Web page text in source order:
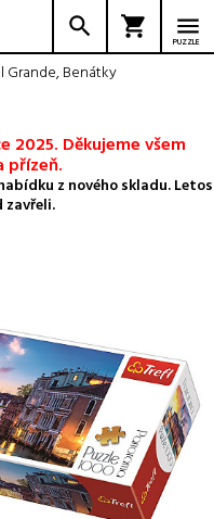
PUZZLE
Grande, Benátky
2025. Děkujeme všem
přízeň.
z nového skladu. Letos
zavřeli.